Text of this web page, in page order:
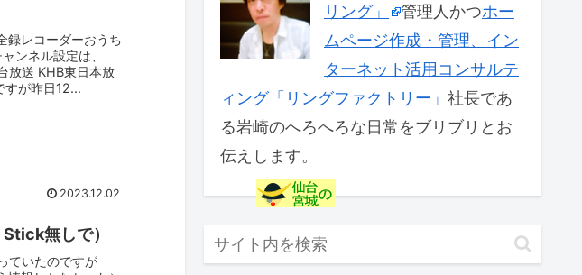
録レコーダーおうち
ンネル設定は、
放送 KHB東日本放
すが昨日12...
2023.12.02
無しで）
ていたのですが
リング」
管理人かつホー
ムページ作成・管理、イン
ターネット活用コンサルテ
ィング「リングファクトリー」 社長であ
る岩崎のへろへろな日常をブリブリとお
伝えします。